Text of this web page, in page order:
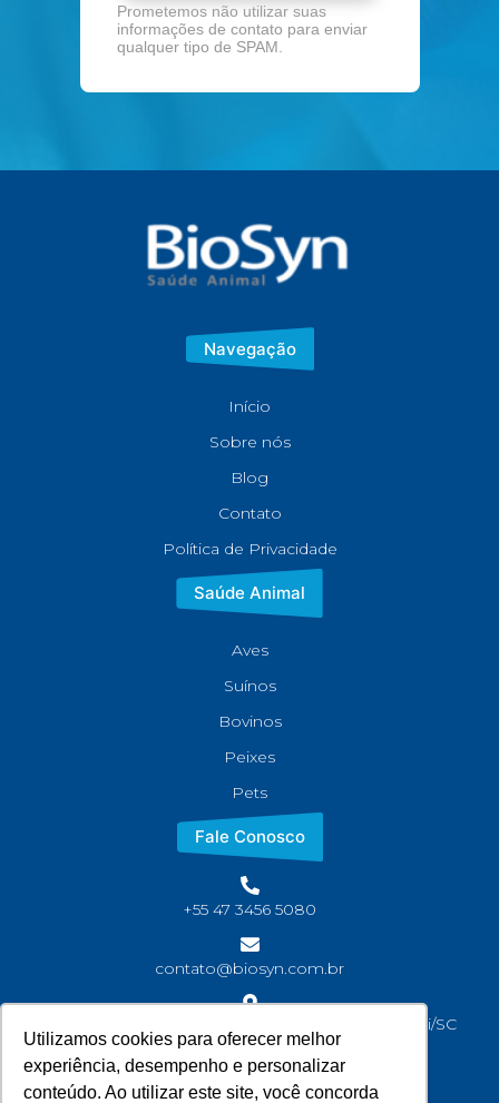
Utilizamos cookies para oferecer melhor
experiência, desempenho e personalizar
conteúdo. Ao utilizar este site, você concorda
Prometemos não utilizar suas
informações de contato para enviar
qualquer tipo de SPAM.
Navegação
Início
Sobre nós
Blog
Contato
Política de Privacidade
Saúde Animal
Aves
Suínos
Bovinos
Peixes
Pets
Fale Conosco
+55 47 3456 5080
contato@biosyn.com.br
Rua João Jaime Faria, S/N Bairro Corveta, Araquari/SC
CEP: 89245-000